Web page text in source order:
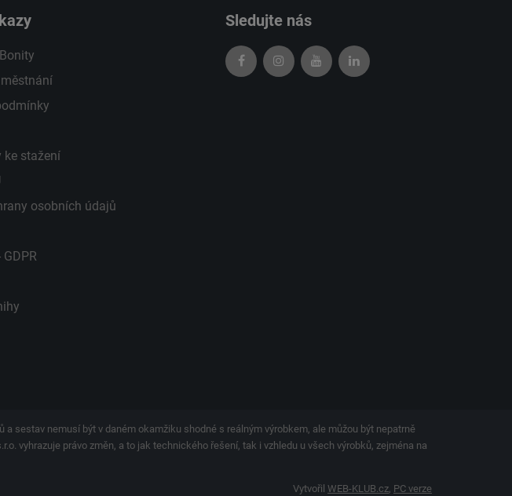
ke stažení
osobních údajů
Sledujte nás
sestav nemusí být v daném okamžiku shodné s reálným výrobkem, ale můžou být nepatrně
vyhrazuje právo změn, a to jak technického řešení, tak i vzhledu u všech výrobků, zejména na
Vytvořil WEB-KLUB.cz, PC verze